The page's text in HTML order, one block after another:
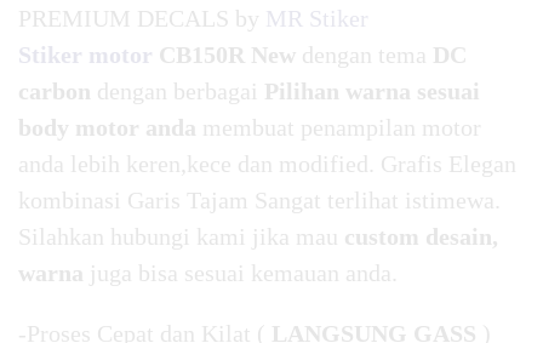
PREMIUM DECALS by MR Stiker
Stiker motor CB150R New dengan tema DC
carbon dengan berbagai Pilihan warna sesuai
body motor anda membuat penampilan motor
anda lebih keren,kece dan modified. Grafis Elegan
kombinasi Garis Tajam Sangat terlihat istimewa.
Silahkan hubungi kami jika mau custom desain,
warna juga bisa sesuai kemauan anda.
-Proses Cepat dan Kilat ( LANGSUNG GASS )